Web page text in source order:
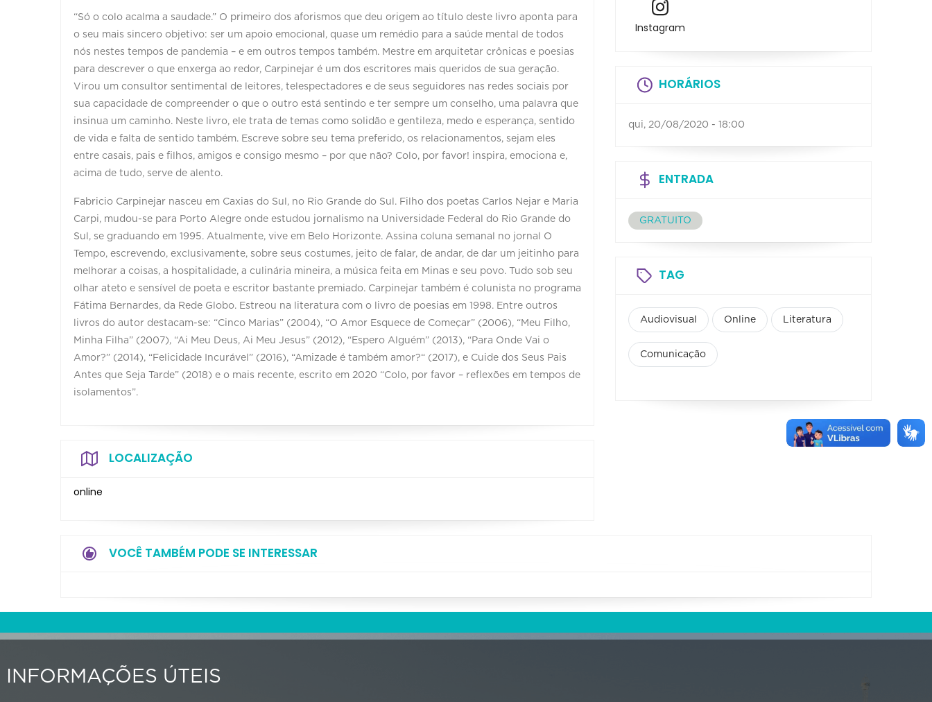
“Só o colo acalma a saudade.” O primeiro dos aforismos que deu origem ao título deste livro aponta para
o seu mais sincero objetivo: ser um apoio emocional, quase um remédio para a saúde mental de todos
nós nestes tempos de pandemia – e em outros tempos também. Mestre em arquitetar crônicas e poesias
para descrever o que enxerga ao redor, Carpinejar é um dos escritores mais queridos de sua geração.
Virou um consultor sentimental de leitores, telespectadores e de seus seguidores nas redes sociais por
sua capacidade de compreender o que o outro está sentindo e ter sempre um conselho, uma palavra que
insinua um caminho. Neste livro, ele trata de temas como solidão e gentileza, medo e esperança, sentido
de vida e falta de sentido também. Escreve sobre seu tema preferido, os relacionamentos, sejam eles
entre casais, pais e filhos, amigos e consigo mesmo – por que não? Colo, por favor! inspira, emociona e,
acima de tudo, serve de alento.
Fabricio Carpinejar nasceu em Caxias do Sul, no Rio Grande do Sul. Filho dos poetas Carlos Nejar e Maria
Carpi, mudou-se para Porto Alegre onde estudou jornalismo na Universidade Federal do Rio Grande do
Sul, se graduando em 1995. Atualmente, vive em Belo Horizonte. Assina coluna semanal no jornal O
Tempo, escrevendo, exclusivamente, sobre seus costumes, jeito de falar, de andar, de dar um jeitinho para
melhorar a coisas, a hospitalidade, a culinária mineira, a música feita em Minas e seu povo. Tudo sob seu
olhar ateto e sensível de poeta e escritor bastante premiado. Carpinejar também é colunista no programa
Fátima Bernardes, da Rede Globo. Estreou na literatura com o livro de poesias em 1998. Entre outros
livros do autor destacam-se: “Cinco Marias” (2004), “O Amor Esquece de Começar” (2006), “Meu Filho,
Minha Filha” (2007), “Ai Meu Deus, Ai Meu Jesus” (2012), “Espero Alguém” (2013), “Para Onde Vai o
Amor?” (2014), “Felicidade Incurável” (2016), “Amizade é também amor?“ (2017), e Cuide dos Seus Pais
Antes que Seja Tarde” (2018) e o mais recente, escrito em 2020 “Colo, por favor – reflexões em tempos de
isolamentos”.
LOCALIZAÇÃO
online
Instagram
HORÁRIOS
qui, 20/08/2020 - 18:00
ENTRADA
GRATUITO
TAG
Audiovisual Online Literatura
Comunicação
VOCÊ TAMBÉM PODE SE INTERESSAR
INFORMAÇÕES ÚTEIS